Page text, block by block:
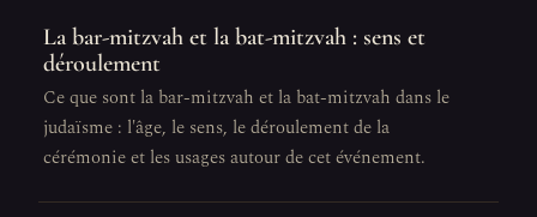
La bar-mitzvah et la bat-mitzvah : sens et
déroulement
Ce que sont la bar-mitzvah et la bat-mitzvah dans le
judaïsme : l'âge, le sens, le déroulement de la
cérémonie et les usages autour de cet événement.